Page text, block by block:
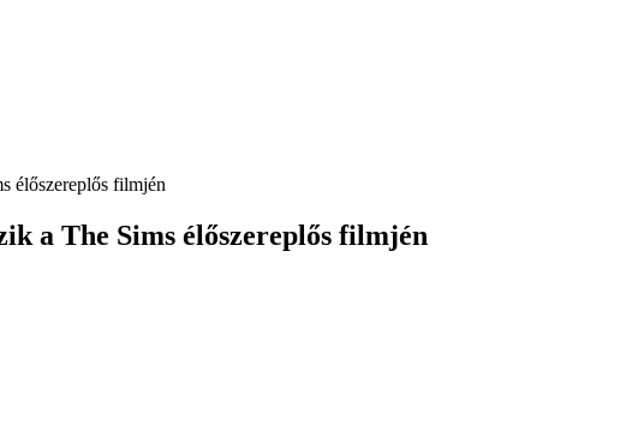
élőszereplős filmjén
a The Sims élőszereplős filmjén